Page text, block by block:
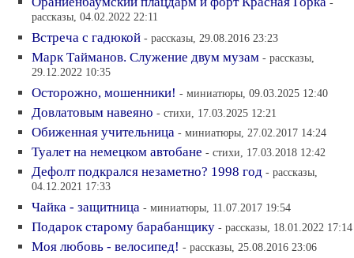
-
рассказы, 04.02.2022 22:11
Встреча с гадюкой - рассказы, 29.08.2016 23:23
Марк Тайманов. Служение двум музам - рассказы,
29.12.2022 10:35
Осторожно, мошенники! - миниатюры, 09.03.2025 12:40
Довлатовым навеяно - стихи, 17.03.2025 12:21
Обиженная учительница - миниатюры, 27.02.2017 14:24
Туалет на немецком автобане - стихи, 17.03.2018 12:42
Дефолт подкрался незаметно? 1998 год - рассказы,
04.12.2021 17:33
Чайка - защитница - миниатюры, 11.07.2017 19:54
Подарок старому барабанщику - рассказы, 18.01.2022 17:14
Моя любовь - велосипед! - рассказы, 25.08.2016 23:06